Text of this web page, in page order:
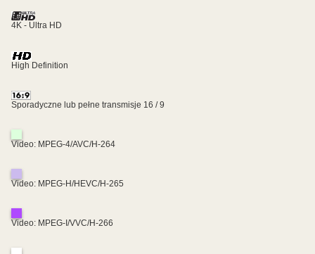
4K - Ultra HD
High Definition
Sporadyczne lub pełne transmisje 16 / 9
Video: MPEG-4/AVC/H-264
Video: MPEG-H/HEVC/H-265
Video: MPEG-I/VVC/H-266